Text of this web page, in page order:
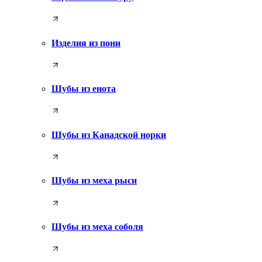
Изделия из пони
Шубы из енота
Шубы из Канадской норки
Шубы из меха рыси
Шубы из меха соболя